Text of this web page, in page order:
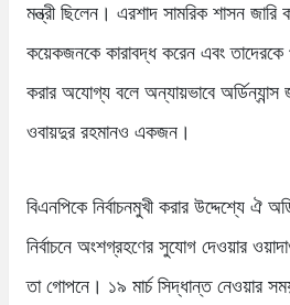
মন্ত্রী ছিলেন। এরশাদ সামরিক শাসন জারি
কয়েকজনকে কারাবদ্ধ করেন এবং তাদেরকে
করার অযোগ্য বলে অন্যায়ভাবে অর্ডিন্যান্স
ওবায়দুর রহমানও একজন।
বিএনপিকে নির্বাচনমুখী করার উদ্দেশ্যে ঐ
নির্বাচনে অংশগ্রহণের সুযোগ দেওয়ার
তা গোপনে। ১৯ মার্চ সিদ্ধান্ত নেওয়ার